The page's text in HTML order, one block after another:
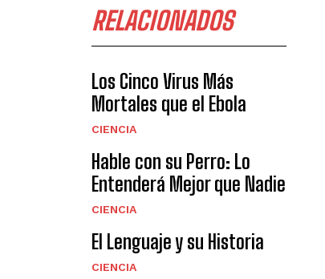
RELACIONADOS
Los Cinco Virus Más
Mortales que el Ebola
CIENCIA
Hable con su Perro: Lo
Entenderá Mejor que Nadie
CIENCIA
El Lenguaje y su Historia
CIENCIA